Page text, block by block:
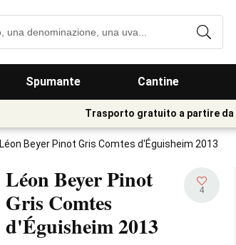
Spumante Cantine
Trasporto gratuito a partire da
Léon Beyer Pinot Gris Comtes d'Éguisheim 2013
Léon Beyer Pinot
Gris Comtes
d'Éguisheim2013
4